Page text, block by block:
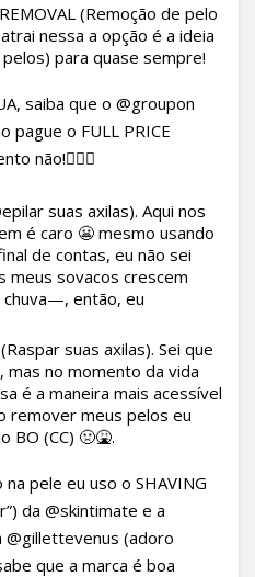
(Remoção de pelo
nessa a opção é a ideia
para quase sempre!
saiba que o @groupon
pague o FULL PRICE
não!🙅🏻‍♀️
suas axilas). Aqui nos
é caro 😬 mesmo usando
de contas, eu não sei
meus sovacos crescem
chuva—, então, eu
suas axilas). Sei que
no momento da vida
é a maneira mais acessível
remover meus pelos eu
BO (CC) 🤢🤮.
pele eu uso o SHAVING
da @skintimate e a
@gillettevenus (adoro
que a marca é boa